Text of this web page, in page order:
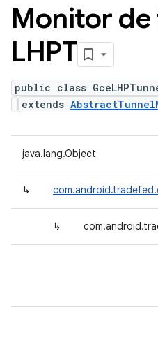
Monitor
LHPT
public class
extends
java.lang.Object
↳
↳